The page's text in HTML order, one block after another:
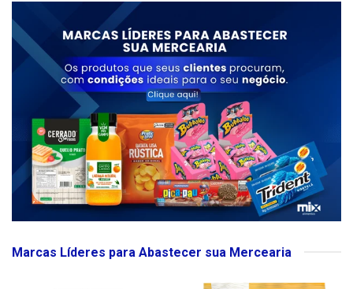
Marcas Líderes para Abastecer sua Mercearia